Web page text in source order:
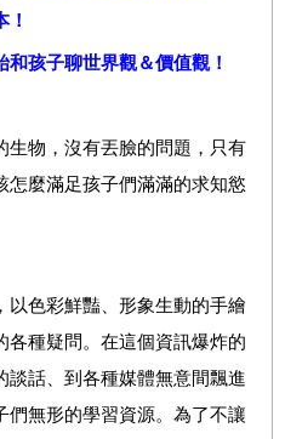
孩子聊世界觀＆價值觀！
生物，沒有丟臉的問題，只有
怎麼滿足孩子們滿滿的求知慾
以色彩鮮豔、形象生動的手繪
各種疑問。在這個資訊爆炸的
談話、到各種媒體無意間飄進
們無形的學習資源。為了不讓